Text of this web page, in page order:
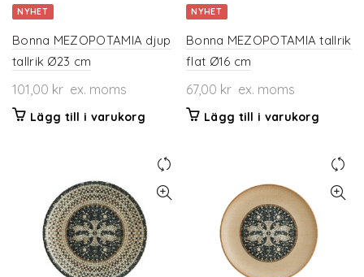
NYHET
Bonna MEZOPOTAMIA djup
tallrik Ø23 cm
101,00 kr ex. moms
Lägg till i varukorg
NYHET
Bonna MEZOPOTAMIA tallrik
flat Ø16 cm
67,00 kr ex. moms
Lägg till i varukorg